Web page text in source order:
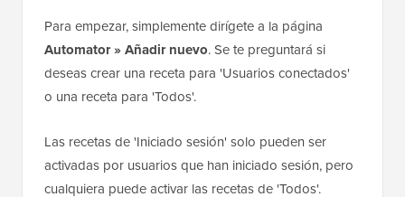
Para empezar, simplemente dirígete a la página
Automator » Añadir nuevo. Se te preguntará si
deseas crear una receta para 'Usuarios conectados'
o una receta para 'Todos'.
Las recetas de 'Iniciado sesión' solo pueden ser
activadas por usuarios que han iniciado sesión, pero
cualquiera puede activar las recetas de 'Todos'.